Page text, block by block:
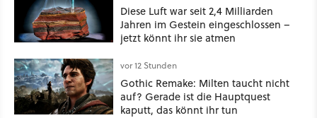
Diese Luft war seit 2,4 Milliarden
Jahren im Gestein eingeschlossen –
jetzt könnt ihr sie atmen
vor 12 Stunden
Gothic Remake: Milten taucht nicht
auf? Gerade ist die Hauptquest
kaputt, das könnt ihr tun